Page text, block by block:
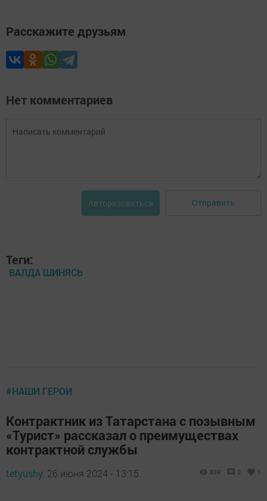
Расскажите друзьям
Нет комментариев
Авторизоваться Отправить
Теги:
ВАЛДА ШИНЯСЬ
#НАШИ ГЕРОИ
Контрактник из Татарстана с позывным
«Турист» рассказал о преимуществах
контрактной службы
tetyushy, 26 июня 2024 - 13:15 839 0 1